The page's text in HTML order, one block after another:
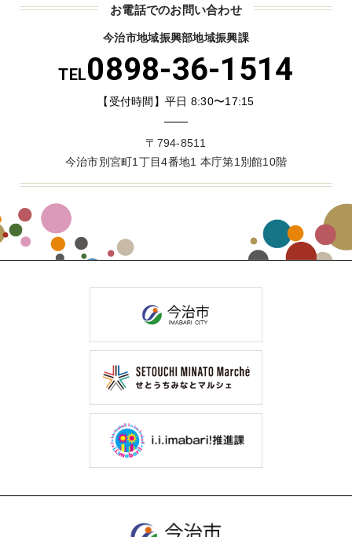
お電話でのお問い合わせ
今治市地域振興部地域振興課
TEL0898-36-1514
【受付時間】平日 8:30〜17:15
〒794-8511
今治市別宮町1丁目4番地1 本庁第1別館10階